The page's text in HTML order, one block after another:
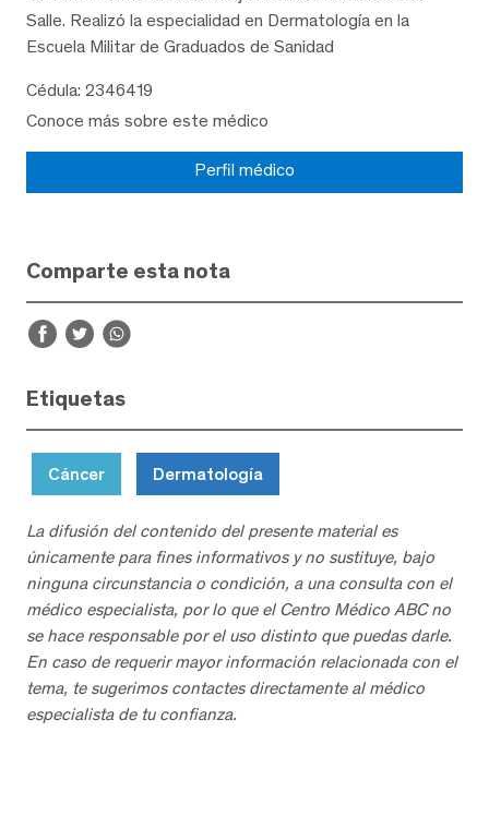
Salle. Realizó la especialidad en Dermatología en la
Escuela Militar de Graduados de Sanidad
Cédula: 2346419
Conoce más sobre este médico
Perfil médico
Comparte esta nota
Etiquetas
Cáncer Dermatología
La difusión del contenido del presente material es
únicamente para fines informativos y no sustituye, bajo
ninguna circunstancia o condición, a una consulta con el
médico especialista, por lo que el Centro Médico ABC no
se hace responsable por el uso distinto que puedas darle.
En caso de requerir mayor información relacionada con el
tema, te sugerimos contactes directamente al médico
especialista de tu confianza.